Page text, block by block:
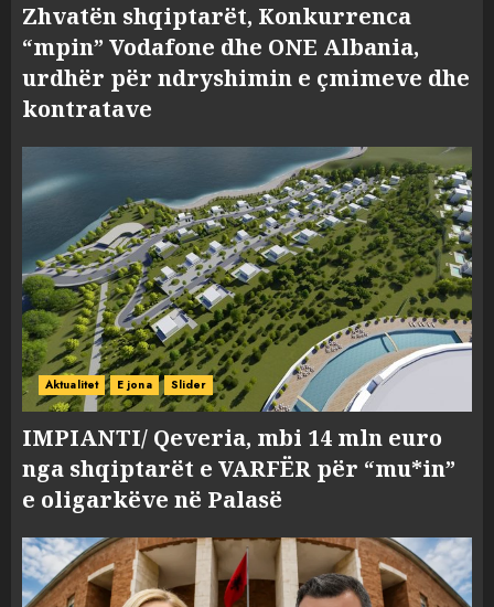
Zhvatën shqiptarët, Konkurrenca
“mpin” Vodafone dhe ONE Albania,
urdhër për ndryshimin e çmimeve dhe
kontratave
Aktualitet E jona Slider
IMPIANTI/ Qeveria, mbi 14 mln euro
nga shqiptarët e VARFËR për “mu*in”
e oligarkëve në Palasë